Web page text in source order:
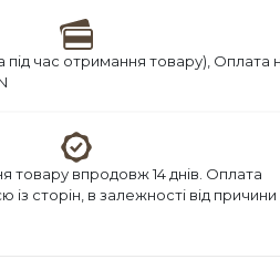
під час отримання товару), Оплата
товару впродовж 14 днів. Оплата
із сторін, в залежності від причини